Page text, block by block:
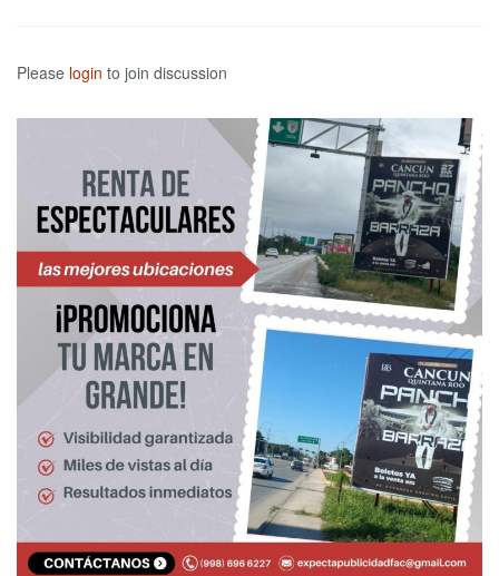
Please login to join discussion